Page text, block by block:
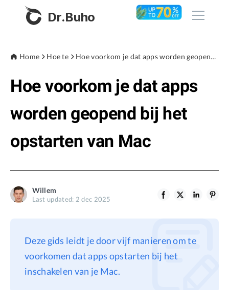
Dr.Buho
Products
BuhoCleaner
BuhoUnlocker
BuhoRepair
BuhoLaunchpad
Store
Blog
Privacy
Home Hoe te Hoe voorkom je dat apps worden geopend bij het opstarten van Mac
Hoe voorkom je dat apps
worden geopend bij het
opstarten van Mac
Willem
Last updated: 2 dec 2025
Deze gids leidt je door vijf manieren om te
voorkomen dat apps opstarten bij het
inschakelen van je Mac.